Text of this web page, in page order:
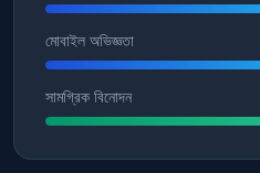
মোবাইল অভিজ্ঞতা
সামগ্রিক বিনোদন